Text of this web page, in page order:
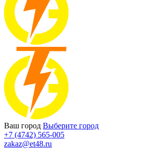
Ваш город Выберите город
+7 (4742) 565-005
zakaz@et48.ru